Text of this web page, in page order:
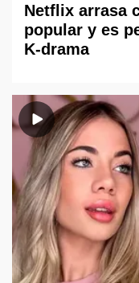
Netflix arrasa
popular y es
K-drama